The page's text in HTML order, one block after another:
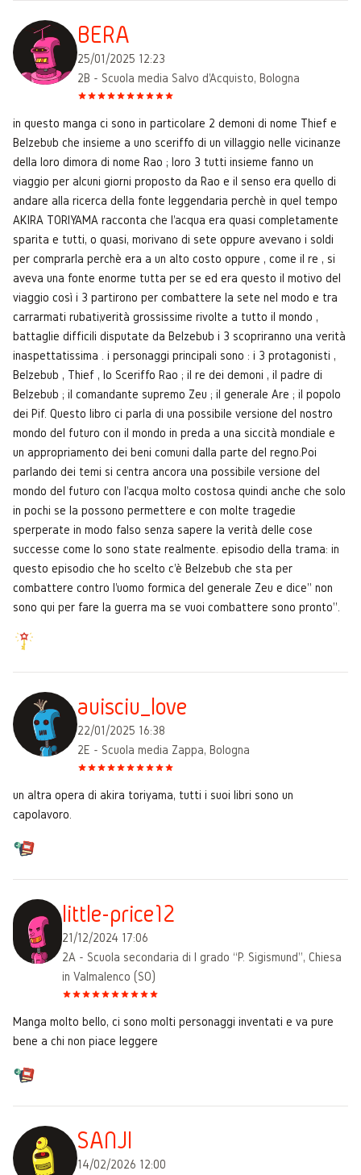
BERA
25/01/2025 12:23
2B - Scuola media Salvo d'Acquisto, Bologna
in questo manga ci sono in particolare 2 demoni di nome Thief e
Belzebub che insieme a uno sceriffo di un villaggio nelle vicinanze
della loro dimora di nome Rao ; loro 3 tutti insieme fanno un
viaggio per alcuni giorni proposto da Rao e il senso era quello di
andare alla ricerca della fonte leggendaria perchè in quel tempo
AKIRA TORIYAMA racconta che l'acqua era quasi completamente
sparita e tutti, o quasi, morivano di sete oppure avevano i soldi
per comprarla perchè era a un alto costo oppure , come il re , si
aveva una fonte enorme tutta per se ed era questo il motivo del
viaggio così i 3 partirono per combattere la sete nel modo e tra
carrarmati rubati,verità grossissime rivolte a tutto il mondo ,
battaglie difficili disputate da Belzebub i 3 scopriranno una verità
inaspettatissima . i personaggi principali sono : i 3 protagonisti ,
Belzebub , Thief , lo Sceriffo Rao ; il re dei demoni , il padre di
Belzebub ; il comandante supremo Zeu ; il generale Are ; il popolo
dei Pif. Questo libro ci parla di una possibile versione del nostro
mondo del futuro con il mondo in preda a una siccità mondiale e
un appropriamento dei beni comuni dalla parte del regno.Poi
parlando dei temi si centra ancora una possibile versione del
mondo del futuro con l'acqua molto costosa quindi anche che solo
in pochi se la possono permettere e con molte tragedie
sperperate in modo falso senza sapere la verità delle cose
successe come lo sono state realmente. episodio della trama: in
questo episodio che ho scelto c'è Belzebub che sta per
combattere contro l'uomo formica del generale Zeu e dice" non
sono qui per fare la guerra ma se vuoi combattere sono pronto".
auisciu_love
22/01/2025 16:38
2E - Scuola media Zappa, Bologna
un altra opera di akira toriyama, tutti i suoi libri sono un
capolavoro.
little-price12
21/12/2024 17:06
2A - Scuola secondaria di I grado “P. Sigismund”, Chiesa
in Valmalenco (SO)
Manga molto bello, ci sono molti personaggi inventati e va pure
bene a chi non piace leggere
SANJI
14/02/2026 12:00